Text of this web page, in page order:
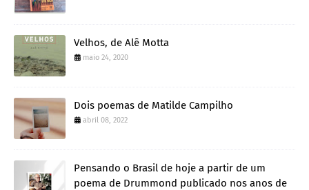
Velhos, de Alê Motta
maio 24, 2020
Dois poemas de Matilde Campilho
abril 08, 2022
Pensando o Brasil de hoje a partir de um
poema de Drummond publicado nos anos de